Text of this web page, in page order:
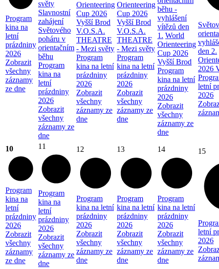
Program
kina na
letní
prázdniny
2026
Zobrazit
všechny
záznamy
ze dne
světy
Slavnostní
zahájení
Světového
poháru v
orientačním
běhu
Program
kina na
letní
prázdniny
2026
Zobrazit
všechny
záznamy ze
dne
Orienteering
Cup 2026
Vyšší Brod
V.O.S.A.
THEATRE
- Mezi světy
Program
kina na letní
prázdniny
2026
Zobrazit
všechny
záznamy ze
dne
Orienteering
Cup 2026
Vyšší Brod
V.O.S.A.
THEATRE
- Mezi světy
Program
kina na letní
prázdniny
2026
Zobrazit
všechny
záznamy ze
dne
běhu -
vyhlášení
vítězů den
1. World
Orienteering
Cup 2026
Vyšší Brod
Program
kina na letní
prázdniny
2026
Zobrazit
všechny
záznamy ze
dne
den 2.
2026
letní
2026
10
Program
kina na
letní
prázdniny
2026
Zobrazit
všechny
záznamy
ze dne
11
Program
kina na
letní
prázdniny
2026
Zobrazit
všechny
záznamy ze
dne
12
Program
kina na letní
prázdniny
2026
Zobrazit
všechny
záznamy ze
dne
13
Program
kina na letní
prázdniny
2026
Zobrazit
všechny
záznamy ze
dne
14
Program
kina na letní
prázdniny
2026
Zobrazit
všechny
záznamy ze
dne
15
letní
2026